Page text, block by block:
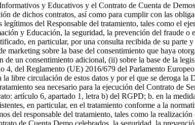
y Educativos y el Contrato de Cuenta de
de dichos contratos, así como para cumplir con las
del Responsable del tratamiento, tales como el
y Educación, la seguridad, la prevención del fraude o
en particular, por una consulta recibida de su parte
marketing sobre la base del consentimiento que haya
un consentimiento adicional, (ii) sobre la base de la
4, del Reglamento (UE) 2016/679 del Parlamento
libre circulación de estos datos y por el que se deroga
sea necesario para la ejecución del Contrato de
artículo 6, apartado 1, letra b) del RGPD; b. en la
en particular, en el tratamiento conforme a la
del responsable del tratamiento, tales como la
de Cuenta Demo celebrados, la seguridad, la